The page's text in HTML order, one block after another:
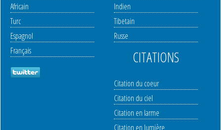
Africain
Turc
Espagnol
Français
Indien
Tibetain
Russe
CITATIONS
Citation du coeur
Citation du ciel
Citation en larme
Citation en lumière